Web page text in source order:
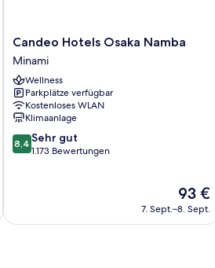
Candeo
Hotels
Osaka
Namba
Minami
Candeo Hotels Osaka Namba
Minami
Wellness
Parkplätze verfügbar
Kostenloses WLAN
Klimaanlage
8.4
von
Bewertungen
8,4 Sehr gut
1.173 Bewertungen
Der
Preis
beträgt
93 €
7. Sept.–8. Sept.